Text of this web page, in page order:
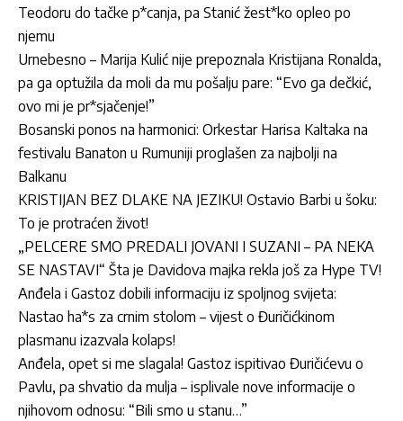
Teodoru do tačke p*canja, pa Stanić žest*ko opleo po
njemu
Urnebesno – Marija Kulić nije prepoznala Kristijana Ronalda,
pa ga optužila da moli da mu pošalju pare: “Evo ga dečkić,
ovo mi je pr*sjačenje!”
Bosanski ponos na harmonici: Orkestar Harisa Kaltaka na
festivalu Banaton u Rumuniji proglašen za najbolji na
Balkanu
KRISTIJAN BEZ DLAKE NA JEZIKU! Ostavio Barbi u šoku:
To je protraćen život!
„PELCERE SMO PREDALI JOVANI I SUZANI – PA NEKA
SE NASTAVI“ Šta je Davidova majka rekla još za Hype TV!
Anđela i Gastoz dobili informaciju iz spoljnog svijeta:
Nastao ha*s za crnim stolom – vijest o Đuričićkinom
plasmanu izazvala kolaps!
Anđela, opet si me slagala! Gastoz ispitivao Đuričićevu o
Pavlu, pa shvatio da mulja – isplivale nove informacije o
njihovom odnosu: “Bili smo u stanu…”